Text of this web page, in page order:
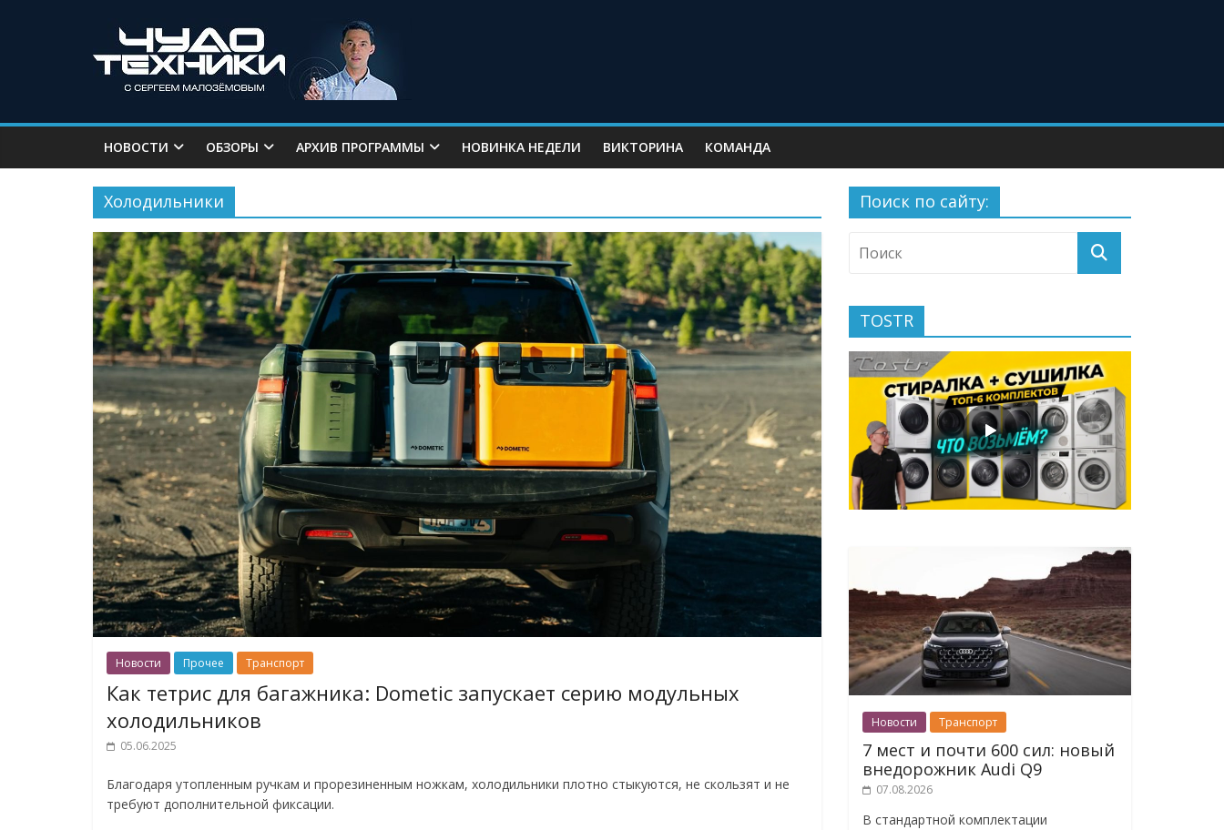
НОВОСТИ ОБЗОРЫ АРХИВ ПРОГРАММЫ НОВИНКА НЕДЕЛИ ВИКТОРИНА КОМАНДА
Холодильники
Новости Прочее Транспорт
Как тетрис для багажника: Dometic запускает серию модульных
холодильников
05.06.2025
Благодаря утопленным ручкам и прорезиненным ножкам, холодильники плотно стыкуются, не скользят и не
требуют дополнительной фиксации.
Поиск по сайту:
TOSTR
Новости Транспорт
7 мест и почти 600 сил: новый
внедорожник Audi Q9
07.08.2026
В стандартной комплектации